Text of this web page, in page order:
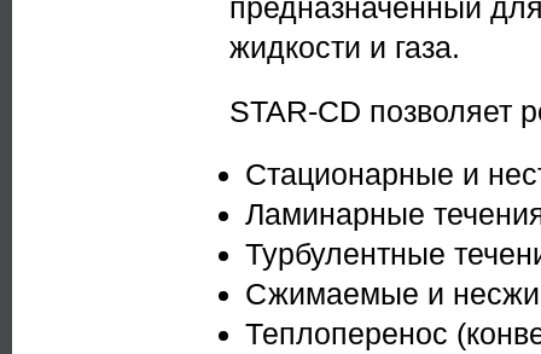
предназначенный
жидкости и газа.
STAR-CD позволяет
Стационарные и
Ламинарные
Турбулентные
Сжимаемые и
Теплоперенос